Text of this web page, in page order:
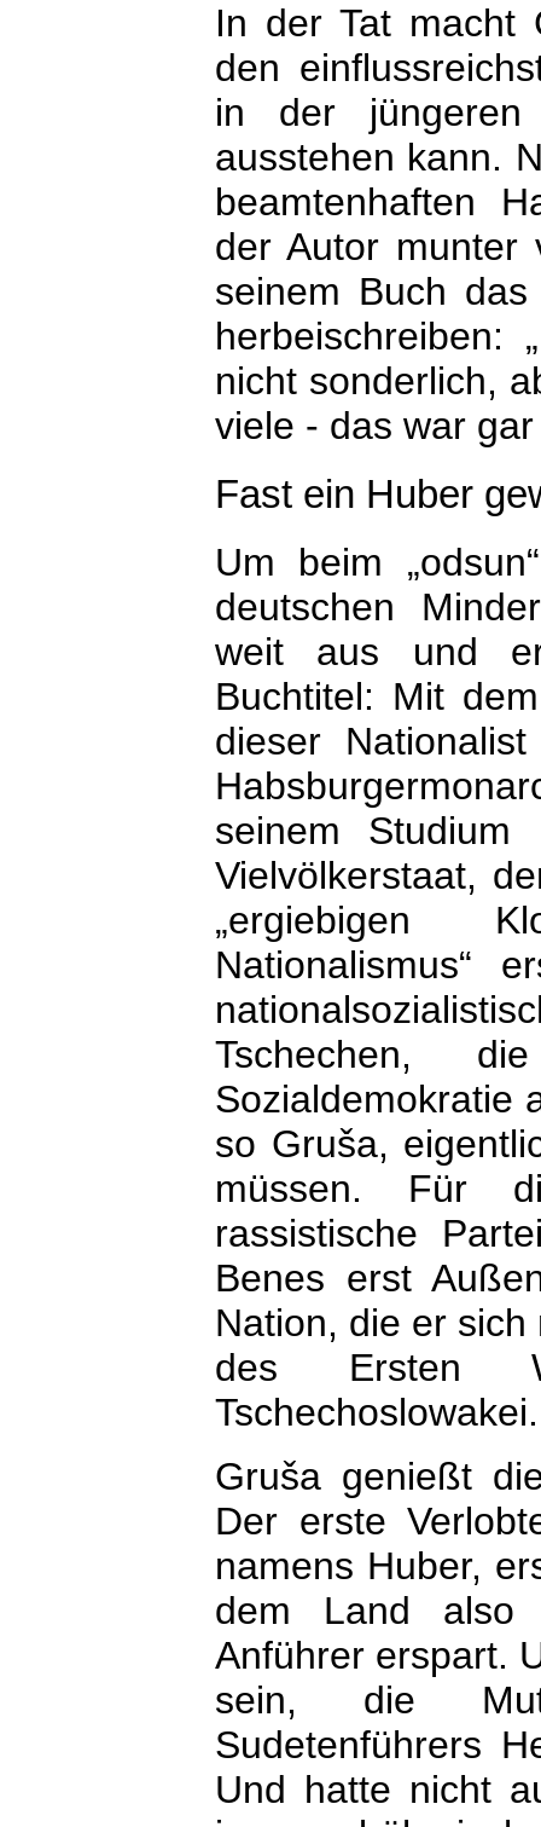
In der Tat macht
den
in der jüngeren
ausstehen kann.
beamtenhaften
der Autor munter
seinem Buch das
herbeischreiben:
nicht sonderlich,
viele - das war
Fast ein Huber
Um beim
deutschen
weit aus und
Buchtitel: Mit
dieser
seinem
Vielvölkerstaat,
„ergiebigen
Nationalismus“
Tschechen,
Sozialdemokratie
so Gruša,
müssen. Für
rassistische
Benes erst
Nation, die er
des Ersten
Tschechoslowakei.
Gruša genießt
Der erste
namens Huber,
dem Land also
Anführer erspart.
sein, die
Sudetenführers
Und hatte nicht